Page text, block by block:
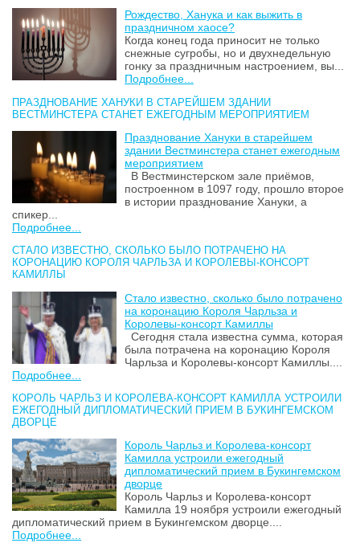
Рождество, Ханука и как выжить в
праздничном хаосе?
Когда конец года приносит не только
снежные сугробы, но и двухнедельную
гонку за праздничным настроением, вы...
Подробнее...
ПРАЗДНОВАНИЕ ХАНУКИ В СТАРЕЙШЕМ ЗДАНИИ
ВЕСТМИНСТЕРА СТАНЕТ ЕЖЕГОДНЫМ МЕРОПРИЯТИЕМ
Празднование Хануки в старейшем
здании Вестминстера станет ежегодным
мероприятием
В Вестминстерском зале приёмов,
построенном в 1097 году, прошло второе
в истории празднование Хануки, а
спикер...
Подробнее...
СТАЛО ИЗВЕСТНО, СКОЛЬКО БЫЛО ПОТРАЧЕНО НА
КОРОНАЦИЮ КОРОЛЯ ЧАРЛЬЗА И КОРОЛЕВЫ-КОНСОРТ
КАМИЛЛЫ
Стало известно, сколько было потрачено
на коронацию Короля Чарльза и
Королевы-консорт Камиллы
Сегодня стала известна сумма, которая
была потрачена на коронацию Короля
Чарльза и Королевы-консорт Камиллы....
Подробнее...
КОРОЛЬ ЧАРЛЬЗ И КОРОЛЕВА-КОНСОРТ КАМИЛЛА УСТРОИЛИ
ЕЖЕГОДНЫЙ ДИПЛОМАТИЧЕСКИЙ ПРИЕМ В БУКИНГЕМСКОМ
ДВОРЦЕ
Король Чарльз и Королева-консорт
Камилла устроили ежегодный
дипломатический прием в Букингемском
дворце
Король Чарльз и Королева-консорт
Камилла 19 ноября устроили ежегодный
дипломатический прием в Букингемском дворце....
Подробнее...